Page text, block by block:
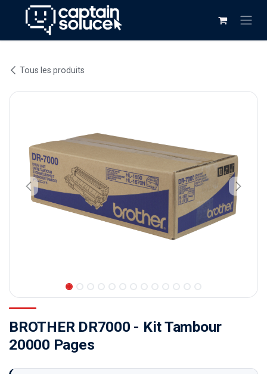
Se rendre au contenu
Tous les produits
BROTHER DR7000 - Kit Tambour
20000 Pages